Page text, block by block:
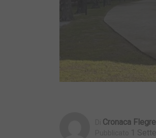
Cronaca
1